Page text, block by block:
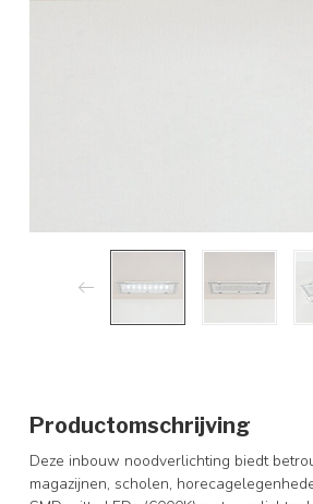
Productomschrijving
Deze inbouw noodverlichting biedt
magazijnen, scholen,